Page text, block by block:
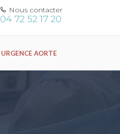
Nous contacter
04 72 52 17 20
URGENCE AORTE